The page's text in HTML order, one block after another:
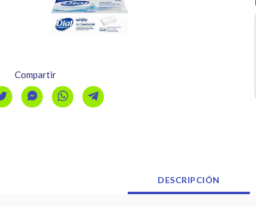
Compartir
DESCRIPCIÓN